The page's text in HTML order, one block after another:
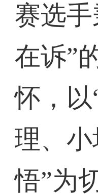
赛选
在诉”
怀，以
理、
悟”为